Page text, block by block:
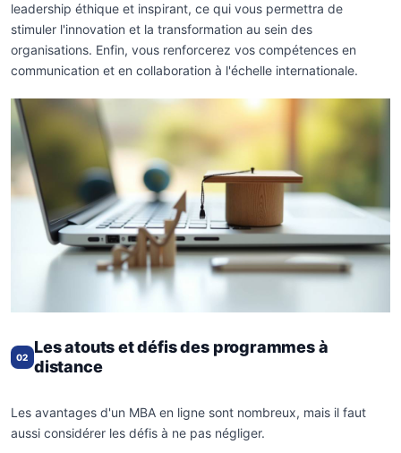
leadership éthique et inspirant, ce qui vous permettra de
stimuler l'innovation et la transformation au sein des
organisations. Enfin, vous renforcerez vos compétences en
communication et en collaboration à l'échelle internationale.
02
Les atouts et défis des programmes à
distance
Les avantages d'un MBA en ligne sont nombreux, mais il faut
aussi considérer les défis à ne pas négliger.